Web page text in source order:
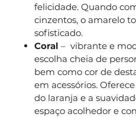
felicidade. Quando
cinzentos, o amarelo
sofisticado.
Coral – vibrante e
escolha cheia de
bem como cor de
em acessórios.
do laranja e a
espaço acolhedor e